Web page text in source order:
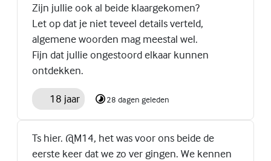
Zijn jullie ook al beide klaargekomen?
Let op dat je niet teveel details verteld,
algemene woorden mag meestal wel.
Fijn dat jullie ongestoord elkaar kunnen
ontdekken.
18 jaar 28 dagen geleden
Ts hier. @M14, het was voor ons beide de
eerste keer dat we zo ver gingen. We kennen